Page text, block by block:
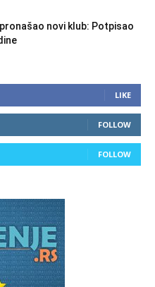
novi klub: Potpisao
LIKE
FOLLOW
FOLLOW